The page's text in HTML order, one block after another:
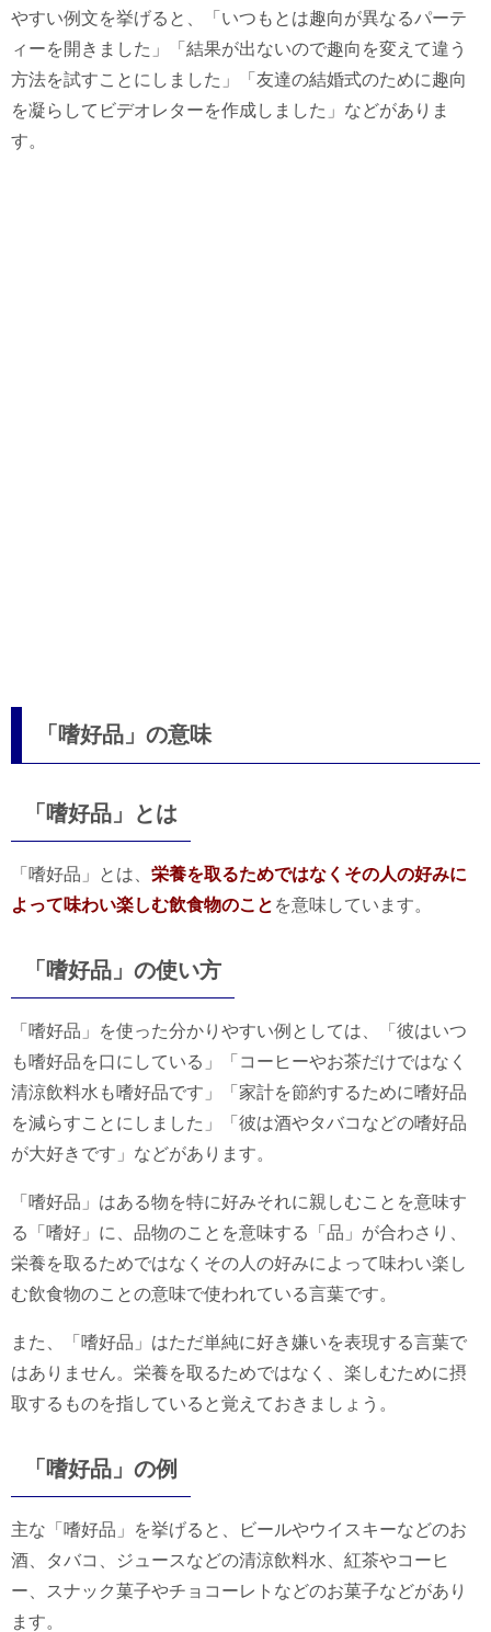
やすい例文を挙げると、「いつもとは趣向が異なるパーテ
ィーを開きました」「結果が出ないので趣向を変えて違う
方法を試すことにしました」「友達の結婚式のために趣向
を凝らしてビデオレターを作成しました」などがありま
す。
「嗜好品」の意味
「嗜好品」とは
「嗜好品」とは、 栄養を取るためではなくその人の好みに
よって味わい楽しむ飲食物のこと を意味しています。
「嗜好品」の使い方
「嗜好品」を使った分かりやすい例としては、「彼はいつ
も嗜好品を口にしている」「コーヒーやお茶だけではなく
清涼飲料水も嗜好品です」「家計を節約するために嗜好品
を減らすことにしました」「彼は酒やタバコなどの嗜好品
が大好きです」などがあります。
「嗜好品」はある物を特に好みそれに親しむことを意味す
る「嗜好」に、品物のことを意味する「品」が合わさり、
栄養を取るためではなくその人の好みによって味わい楽し
む飲食物のことの意味で使われている言葉です。
また、「嗜好品」はただ単純に好き嫌いを表現する言葉で
はありません。栄養を取るためではなく、楽しむために摂
取するものを指していると覚えておきましょう。
「嗜好品」の例
主な「嗜好品」を挙げると、ビールやウイスキーなどのお
酒、タバコ、ジュースなどの清涼飲料水、紅茶やコーヒ
ー、スナック菓子やチョコーレトなどのお菓子などがあり
ます。